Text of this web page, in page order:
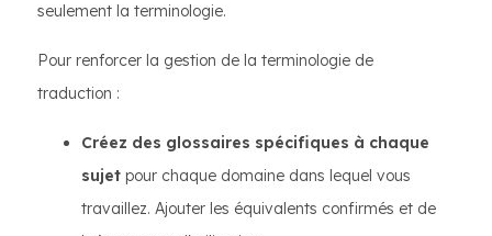
seulement la terminologie.
Pour renforcer la gestion de la terminologie de
traduction :
Créez des glossaires spécifiques à chaque
sujet pour chaque domaine dans lequel vous
travaillez. Ajouter les équivalents confirmés et de